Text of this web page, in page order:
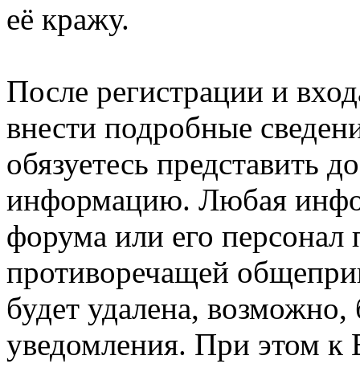
её кражу.
После регистрации и
внести подробные
обязуетесь представить
информацию. Любая
форума или его персонал
противоречащей
будет удалена, возможно,
уведомления. При этом